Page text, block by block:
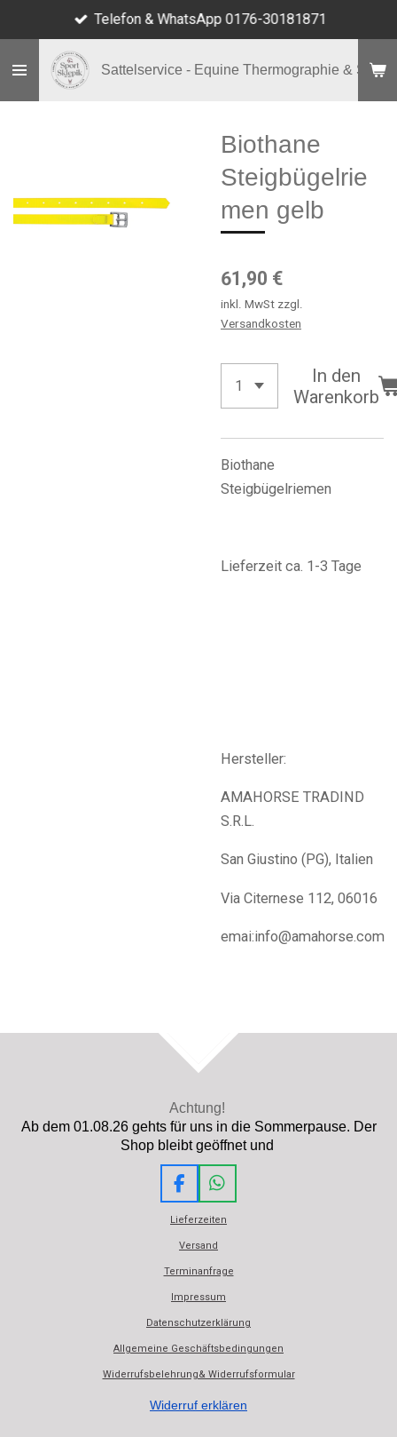
Hauptinhalt
springen
Sattelservice - Equine Thermographie & Shop
Telefon & WhatsApp 0176-30181871
Biothane
Steigbügelrie
men gelb
61,90 €
inkl. MwSt zzgl.
Versandkosten
In den
Warenkorb
Biothane
Steigbügelriemen
Lieferzeit ca. 1-3 Tage
Hersteller:
AMAHORSE TRADIND
S.R.L.
San Giustino (PG), Italien
Via Citernese 112, 06016
emai:info@amahorse.com
Achtung!
Ab dem 01.08.26 gehts für uns in die Sommerpause. Der
Shop bleibt geöffnet und
F
a
c
e
o
o
W
h
a
t
A
p
Lieferzeiten
Versand
Terminanfrage
Impressum
Datenschutzerklärung
Allgemeine Geschäftsbedingungen
Widerrufsbelehrung& Widerrufsformular
Widerruf erklären